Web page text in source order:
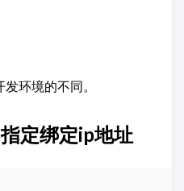
环境的不同。
定绑定ip地址